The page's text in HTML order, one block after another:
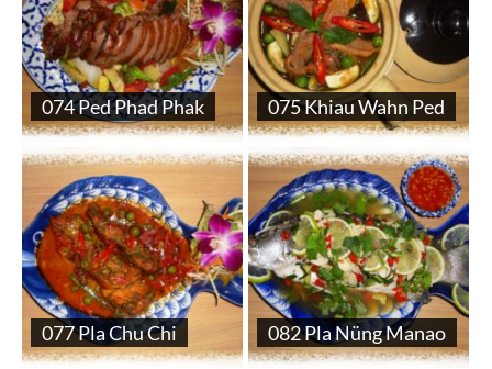
074 Ped Phad Phak 075 Khiau Wahn Ped
077 Pla Chu Chi 082 Pla Nüng Manao